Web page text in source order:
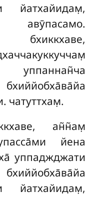
йатхайидам̣,
авӯпасамо.
бхиккхаве,
чатуттхам̣.
ан̃н̃ам̣
йена
уппаджджати
йатхайидам̣,